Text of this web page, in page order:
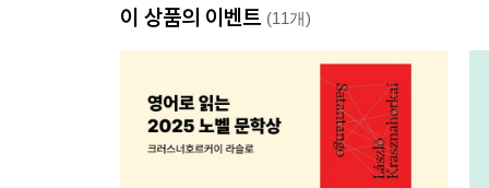
이 상품의 이벤트 (11개)